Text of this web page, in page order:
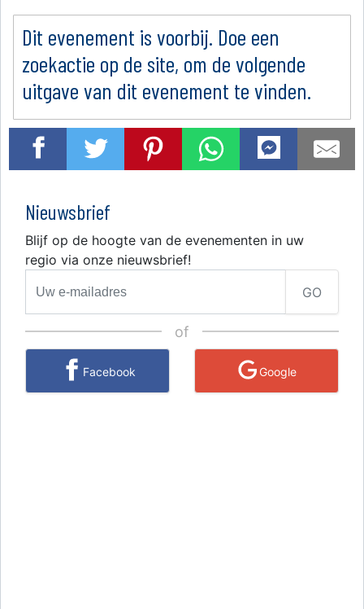
Dit evenement is voorbij. Doe een
zoekactie op de site, om de volgende
uitgave van dit evenement te vinden.
Nieuwsbrief
Blijf op de hoogte van de evenementen in uw
regio via onze nieuwsbrief!
GO
of
Facebook Google